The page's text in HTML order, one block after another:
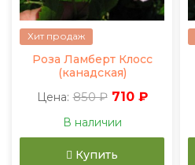
Хит продаж
Роза Ламберт Клосс
(канадская)
Цена: 850 ₽ 710 ₽
В наличии
Купить